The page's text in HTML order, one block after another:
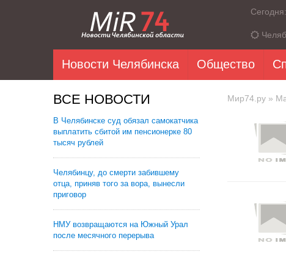
Сегодня:
Новости Челябинска Общество
ВСЕ НОВОСТИ
В Челябинске суд обязал самокатчика
выплатить сбитой им пенсионерке 80
тысяч рублей
Челябинцу, до смерти забившему
отца, приняв того за вора, вынесли
приговор
НМУ возвращаются на Южный Урал
после месячного перерыва
Мир74.ру »